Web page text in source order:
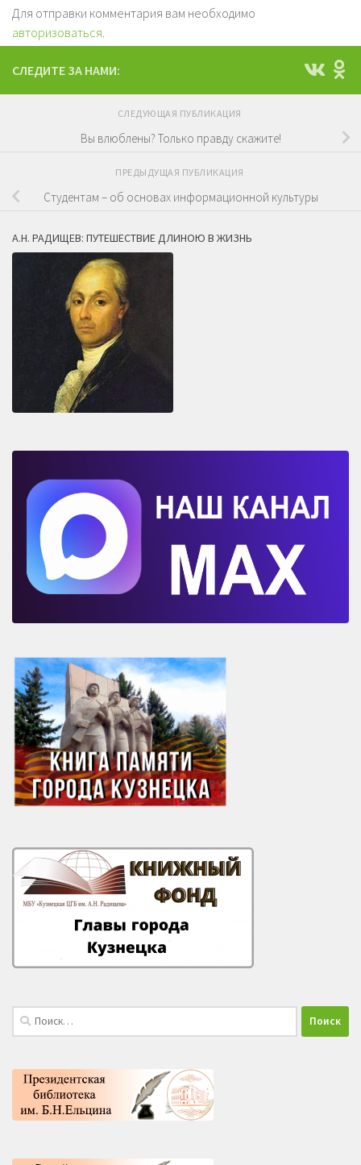
Для отправки комментария вам необходимо
авторизоваться
СЛЕДИТЕ ЗА НАМИ:
СЛЕДУЮЩАЯ ПУБЛИКАЦИЯ
Вы влюблены? Только правду скажите!
ПРЕДЫДУЩАЯ ПУБЛИКАЦИЯ
Студентам – об основах информационной культуры
А.Н. РАДИЩЕВ: ПУТЕШЕСТВИЕ ДЛИНОЮ В ЖИЗНЬ
Найти: